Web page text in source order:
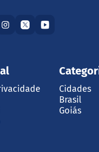
Cidades
Brasil
Goiás